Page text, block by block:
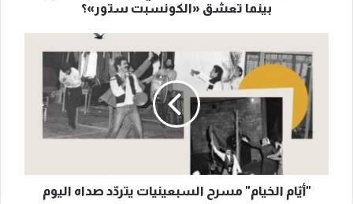
بينما تعشق «الكونسبت ستور»؟
الخيام"
مسرح
السبعينيات
يتردّد
صداه
اليوم
"أيّام الخيام" مسرح السبعينيات يتردّد صداه اليوم